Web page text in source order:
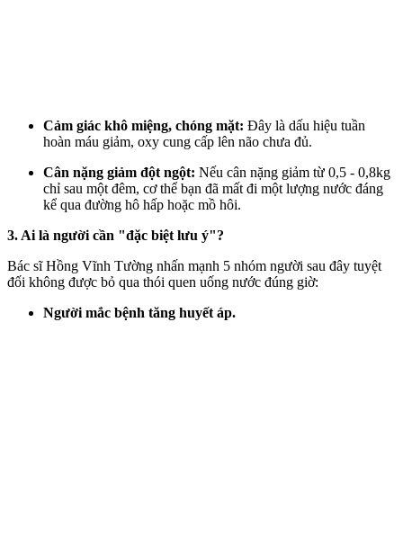
Cảm giác khô miệng, chóng mặt: Đây là dấu hiệu tuần
hoàn máu giảm, oxy cung cấp lên não chưa đủ.
Cân nặng giảm đột ngột: Nếu cân nặng giảm từ 0,5 - 0,8kg
chỉ sau một đêm, c‌ơ th‌ể bạn đã mất đi một lượng nước đáng
kể qua đường hô hấp hoặc mồ hôi.
3. Ai là người cần "đặc biệt lưu ý"?
Bác sĩ Hồng Vĩnh Tường nhấn mạnh 5 nhóm người sau đây tuyệt
đối không được bỏ qua thói quen uống nước đúng giờ:
Người mắc bệnh tăng huyết áp.